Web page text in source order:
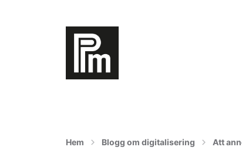
Digitalisering av varumärke,
Hem Blogg om digitalisering Att